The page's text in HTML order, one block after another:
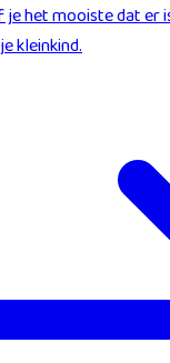
het mooiste dat er
kleinkind.